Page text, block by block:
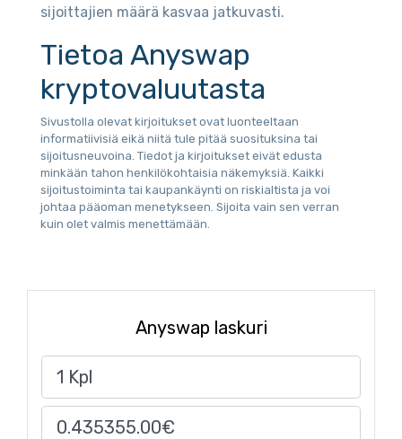
sijoittajien määrä kasvaa jatkuvasti.
Tietoa Anyswap
kryptovaluutasta
Sivustolla olevat kirjoitukset ovat luonteeltaan
informatiivisiä eikä niitä tule pitää suosituksina tai
sijoitusneuvoina. Tiedot ja kirjoitukset eivät edusta
minkään tahon henkilökohtaisia näkemyksiä. Kaikki
sijoitustoiminta tai kaupankäynti on riskialtista ja voi
johtaa pääoman menetykseen. Sijoita vain sen verran
kuin olet valmis menettämään.
Anyswap laskuri